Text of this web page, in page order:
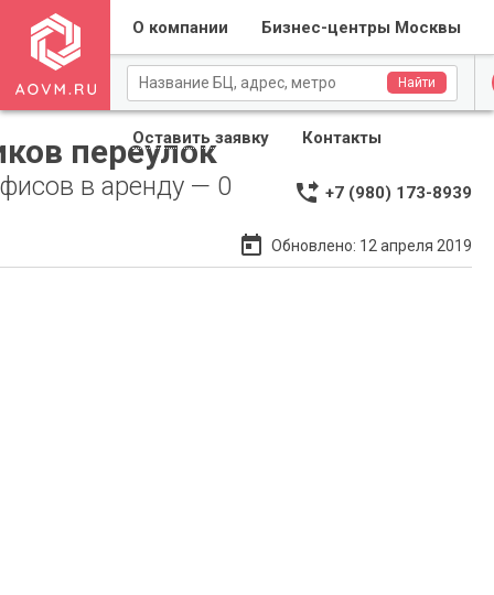
переулок
в аренду — 0
today Обновлено: 12 апреля 2019
Применить Сброс
О компании Бизнес-центры Москвы
Для собственников
Оставить заявку Контакты
phone_forwarded +7 (980) 173-8939
Найти